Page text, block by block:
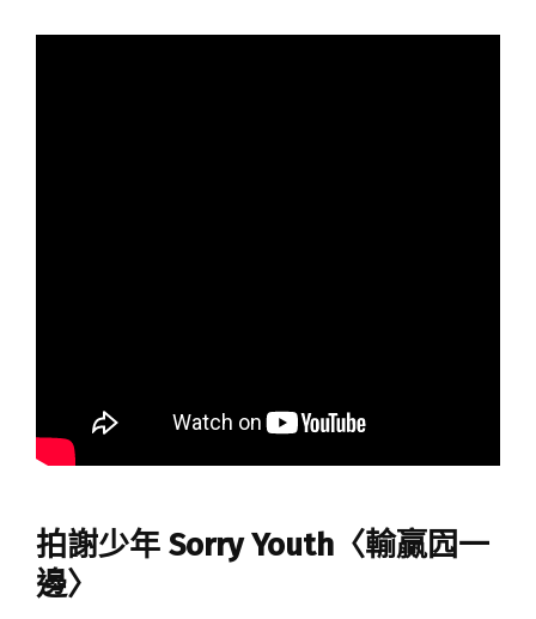
拍謝少年 Sorry Youth〈輸贏囥一
邊〉